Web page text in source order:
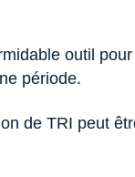
outil
période.
de TRI peut